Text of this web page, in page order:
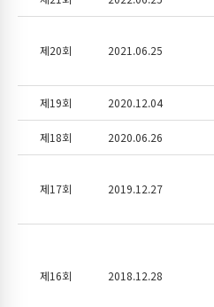
제20회 2021.06.25
제19회 2020.12.04
제18회 2020.06.26
제17회 2019.12.27
제16회 2018.12.28